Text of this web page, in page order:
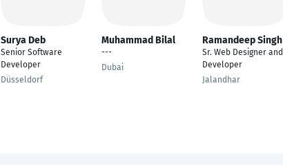
Surya Deb
Senior Software
Developer
Düsseldorf
Muhammad Bilal
---
Dubai
Ramandeep Singh
Sr. Web Designer and
Developer
Jalandhar